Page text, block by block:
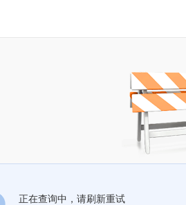
正在查询中，请刷新重试